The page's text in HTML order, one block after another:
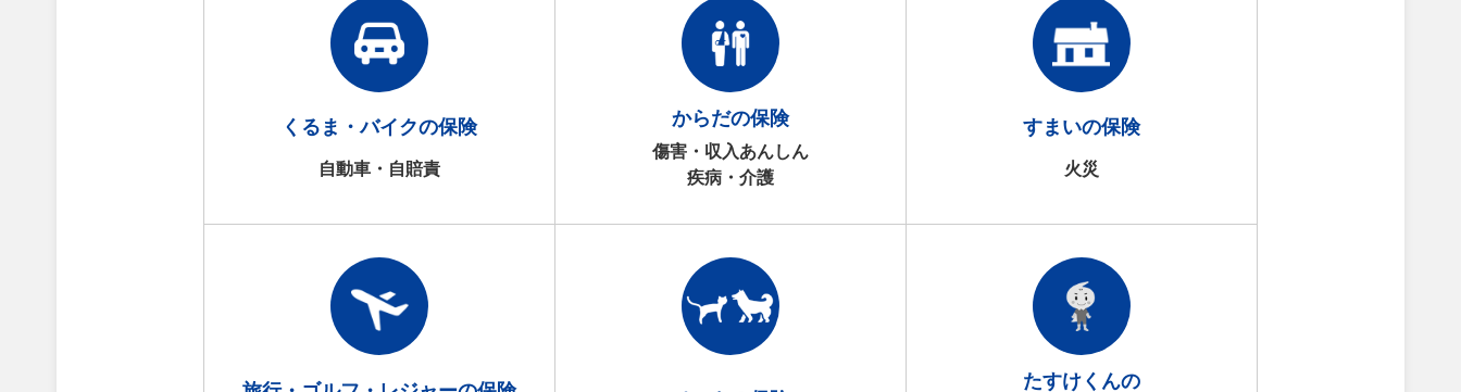
くるま・バイクの保険
自動車・自賠責
からだの保険
傷害・収入あんしん
疾病・介護
すまいの保険
火災
たすけくんの